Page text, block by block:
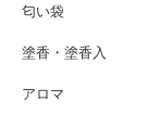
匂い袋
塗香・塗香入
アロマ